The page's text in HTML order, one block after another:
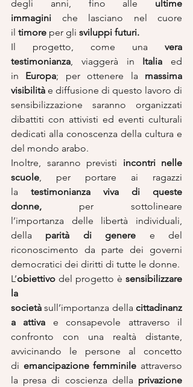
degli anni, fino alle ultime
immagini che lasciano nel cuore
il timore per gli sviluppi futuri.
Il progetto, come una vera
testimonianza, viaggerà in Italia ed
in Europa; per ottenere la massima
visibilità e diffusione di questo lavoro di
sensibilizzazione saranno organizzati
dibattiti con attivisti ed eventi culturali
dedicati alla conoscenza della cultura e
del mondo arabo.
Inoltre, saranno previsti incontri nelle
scuole, per portare ai ragazzi
la testimonianza viva di queste
donne, per sottolineare
l’importanza delle libertà individuali,
della parità di genere e del
riconoscimento da parte dei governi
democratici dei diritti di tutte le donne.
L’obiettivo del progetto è sensibilizzare
la
società sull’importanza della cittadinanz
a attiva e consapevole attraverso il
confronto con una realtà distante,
avvicinando le persone al concetto
di emancipazione femminile attraverso
la presa di coscienza della privazione